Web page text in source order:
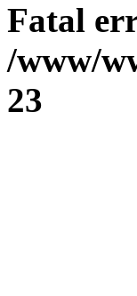
Fatal
/www/
23